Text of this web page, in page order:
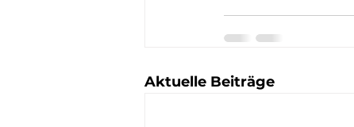
Aktuelle Beiträge